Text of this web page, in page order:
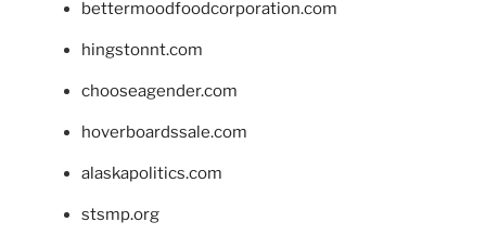
bettermoodfoodcorporation.com
hingstonnt.com
chooseagender.com
hoverboardssale.com
alaskapolitics.com
stsmp.org